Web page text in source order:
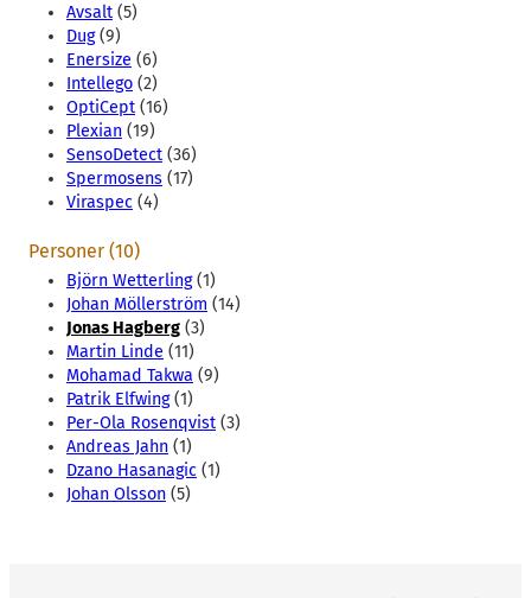
Avsalt (5)
Dug(9)
Enersize (6)
Intellego (2)
OptiCept (16)
Plexian (19)
SensoDetect (36)
Spermosens (17)
Viraspec (4)
Personer (10)
Björn Wetterling(1)
Johan Möllerström (14)
Jonas Hagberg (3)
Martin Linde (11)
Mohamad Takwa (9)
Patrik Elfwing(1)
Per-Ola Rosenqvist (3)
Andreas Jahn (1)
Dzano Hasanagic (1)
Johan Olsson (5)